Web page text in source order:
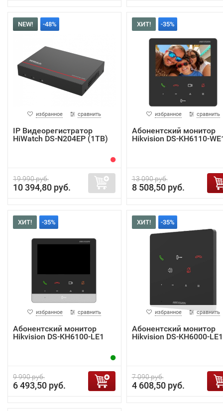
NEW! -48%
избранное сравнить
IP Видеорегистратор
HiWatch DS-N204EP (1TB)
19 990 руб.
10 394,80 руб.
ХИТ! -35%
избранное сравнить
Абонентский монитор
Hikvision DS-KH6110-
13 090 руб.
8 508,50 руб.
ХИТ! -35%
избранное сравнить
Абонентский монитор
Hikvision DS-KH6100-LE1
9 990 руб.
6 493,50 руб.
ХИТ! -35%
избранное сравнить
Абонентский монитор
Hikvision DS-KH6000-LE1
7 090 руб.
4 608,50 руб.